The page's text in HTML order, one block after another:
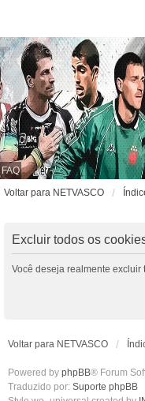
FAQ
Voltar para NETVASCO
Excluir todos os
Você deseja realmente
Voltar para NETVASCO
Powered by phpBB® Forum
Traduzido por: Suporte phpBB